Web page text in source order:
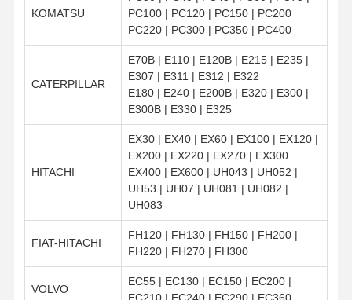
KOMATSU
PC100 | PC120 | PC150 | PC200
PC220 | PC300 | PC350 | PC400
CATERPILLAR
E70B | E110 | E120B | E215 | E235 |
E307 | E311 | E312 | E322
E180 | E240 | E200B | E320 | E300 |
E300B | E330 | E325
HITACHI
EX30 | EX40 | EX60 | EX100 | EX120 |
EX200 | EX220 | EX270 | EX300
EX400 | EX600 | UH043 | UH052 |
UH53 | UH07 | UH081 | UH082 |
UH083
FIAT-HITACHI
FH120 | FH130 | FH150 | FH200 |
FH220 | FH270 | FH300
VOLVO
EC55 | EC130 | EC150 | EC200 |
EC210 | EC240 | EC290 | EC360